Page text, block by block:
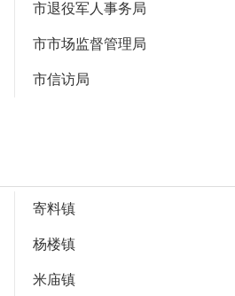
市退役军人事务局
市市场监督管理局
市信访局
寄料镇
杨楼镇
米庙镇